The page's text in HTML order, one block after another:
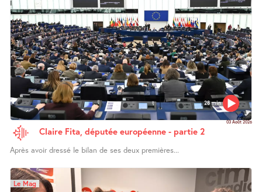
28 min
03 Août 2026
Claire Fita, députée européenne - partie 2
Après avoir dressé le bilan de ses deux premières...
Le Mag